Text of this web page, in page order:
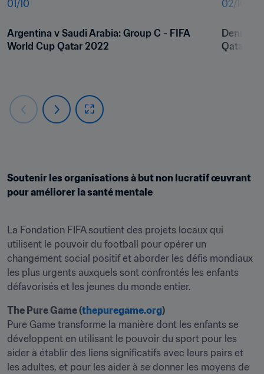
01 /10
Argentina v Saudi Arabia: Group C - FIFA
World Cup Qatar 2022
02/10
Qatar
Soutenir les organisations à but non lucratif œuvrant
pour améliorer la santé mentale
La Fondation FIFA soutient des projets locaux qui
utilisent le pouvoir du football pour opérer un
changement social positif et aborder les défis mondiaux
les plus urgents auxquels sont confrontés les enfants
défavorisés et les jeunes du monde entier.
The Pure Game (thepuregame.org)
Pure Game transforme la manière dont les enfants se
développent en utilisant le pouvoir du sport pour les
aider à établir des liens significatifs avec leurs pairs et
les adultes, et pour les aider à se donner les moyens de